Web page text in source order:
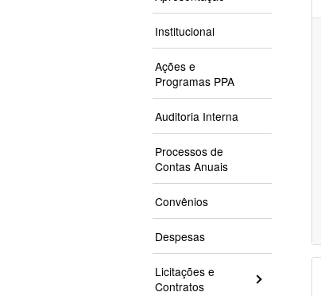
Institucional
Ações e
Programas PPA
Auditoria Interna
Processos de
Contas Anuais
Convênios
Despesas
Licitações e
Contratos